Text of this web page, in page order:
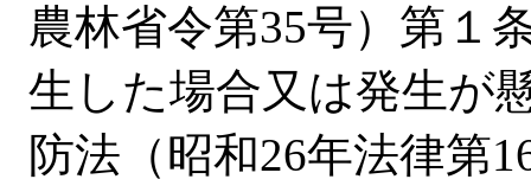
農林省令第35号）第１
生した場合又は発生が
防法（昭和26年法律第